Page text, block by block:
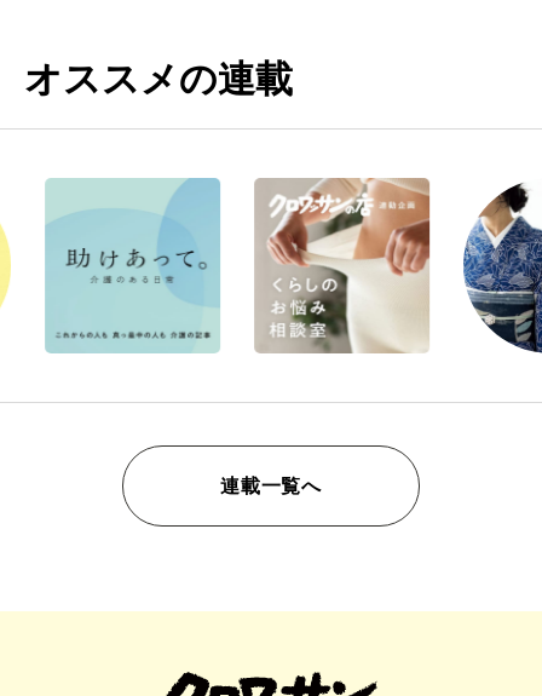
オススメの連載
連載一覧へ